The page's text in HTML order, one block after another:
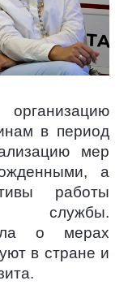
в период
мер
а
работы
службы.
о мерах
в стране и